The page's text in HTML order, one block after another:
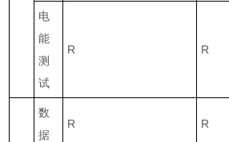
电
能
测
试
R R
数
据
R R